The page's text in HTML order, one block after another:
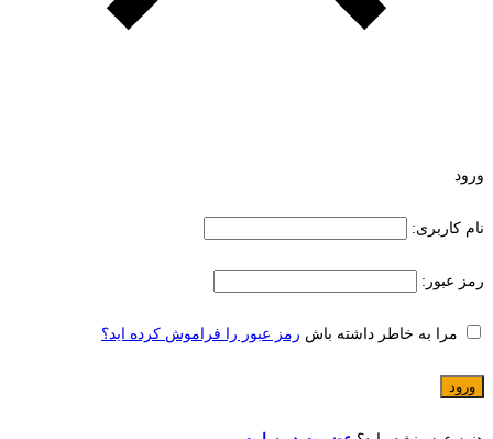
ورود
نام کاربری:
رمز عبور:
مرا به خاطر داشته باش رمز عبور را فراموش کرده اید؟